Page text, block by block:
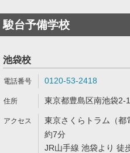
駿台予備学校
池袋校
0120-53-2418
東京都豊島区南池袋2-
東京さくらトラム（都
約7分
JR山手線 池袋より 徒